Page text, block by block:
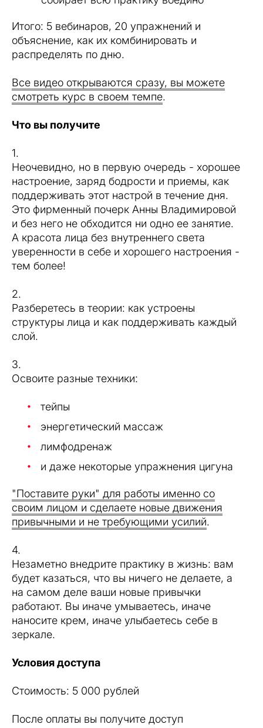
Итого: 5 вебинаров, 20 упражнений и
объяснение, как их комбинировать и
распределять по дню.
Все видео открываются сразу, вы можете
смотреть курс в своем темпе.
Что вы получите
1.
Неочевидно, но в первую очередь - хорошее
настроение, заряд бодрости и приемы, как
поддерживать этот настрой в течение дня.
Это фирменный почерк Анны Владимировой
и без него не обходится ни одно ее занятие.
А красота лица без внутреннего света
уверенности в себе и хорошего настроения -
тем более!
2.
Разберетесь в теории: как устроены
структуры лица и как поддерживать каждый
слой.
3.
Освоите разные техники:
тейпы
энергетический массаж
лимфодренаж
и даже некоторые упражнения цигуна
"Поставите руки" для работы именно со
своим лицом и сделаете новые движения
привычными и не требующими усилий.
4.
Незаметно внедрите практику в жизнь: вам
будет казаться, что вы ничего не делаете, а
на самом деле ваши новые привычки
работают. Вы иначе умываетесь, иначе
наносите крем, иначе улыбаетесь себе в
зеркале.
Условия доступа
Стоимость: 5 000 рублей
После оплаты вы получите доступ